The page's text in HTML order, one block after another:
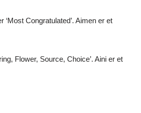
‘Most Congratulated’. Aimen er et
Flower, Source, Choice’. Aini er et